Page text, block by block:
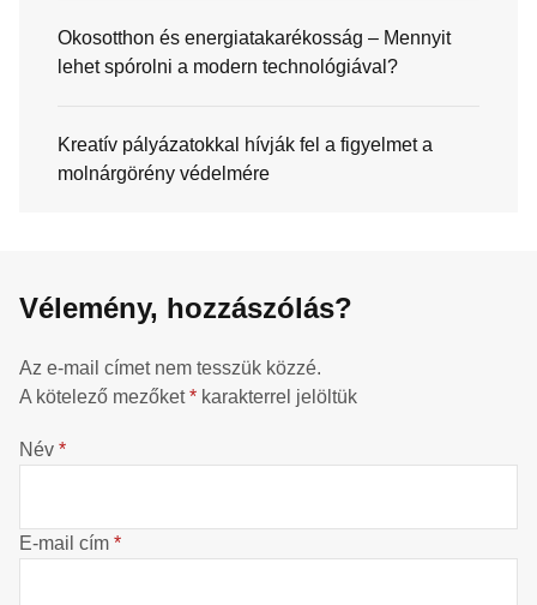
Okosotthon és energiatakarékosság – Mennyit
lehet spórolni a modern technológiával?
Kreatív pályázatokkal hívják fel a figyelmet a
molnárgörény védelmére
Vélemény, hozzászólás?
Az e-mail címet nem tesszük közzé.
A kötelező mezőket* karakterrel jelöltük
Név *
E-mail cím *